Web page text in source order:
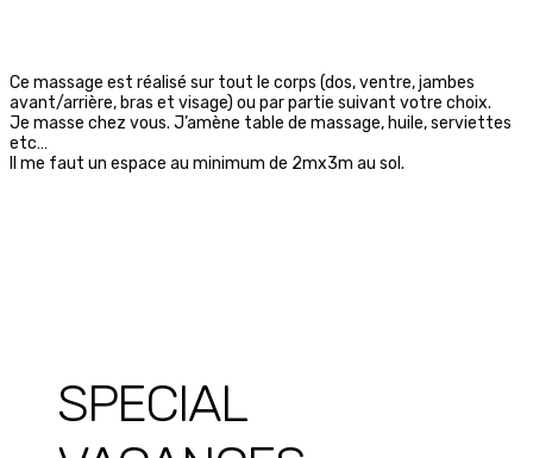
Ce massage est réalisé sur tout le corps (dos, ventre, jambes
avant/arrière, bras et visage) ou par partie suivant votre choix.
Je masse chez vous. J’amène table de massage, huile, serviettes
etc…
Il me faut un espace au minimum de 2mx3m au sol.
SPECIAL